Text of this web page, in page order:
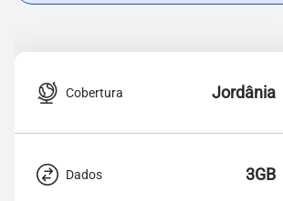
Cobertura Jordânia
Dados 3GB